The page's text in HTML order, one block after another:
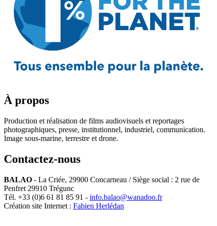
À propos
Production et réalisation de films audiovisuels et reportages
photographiques, presse, institutionnel, industriel, communication.
Image sous-marine, terrestre et drone.
Contactez-nous
BALAO - La Criée, 29900 Concarneau / Siège social : 2 rue de
Penfret 29910 Trégunc
Tél. +33 (0)6 61 81 85 91 - info.balao@wanadoo.fr
Création site Internet : Fabien Herlédan